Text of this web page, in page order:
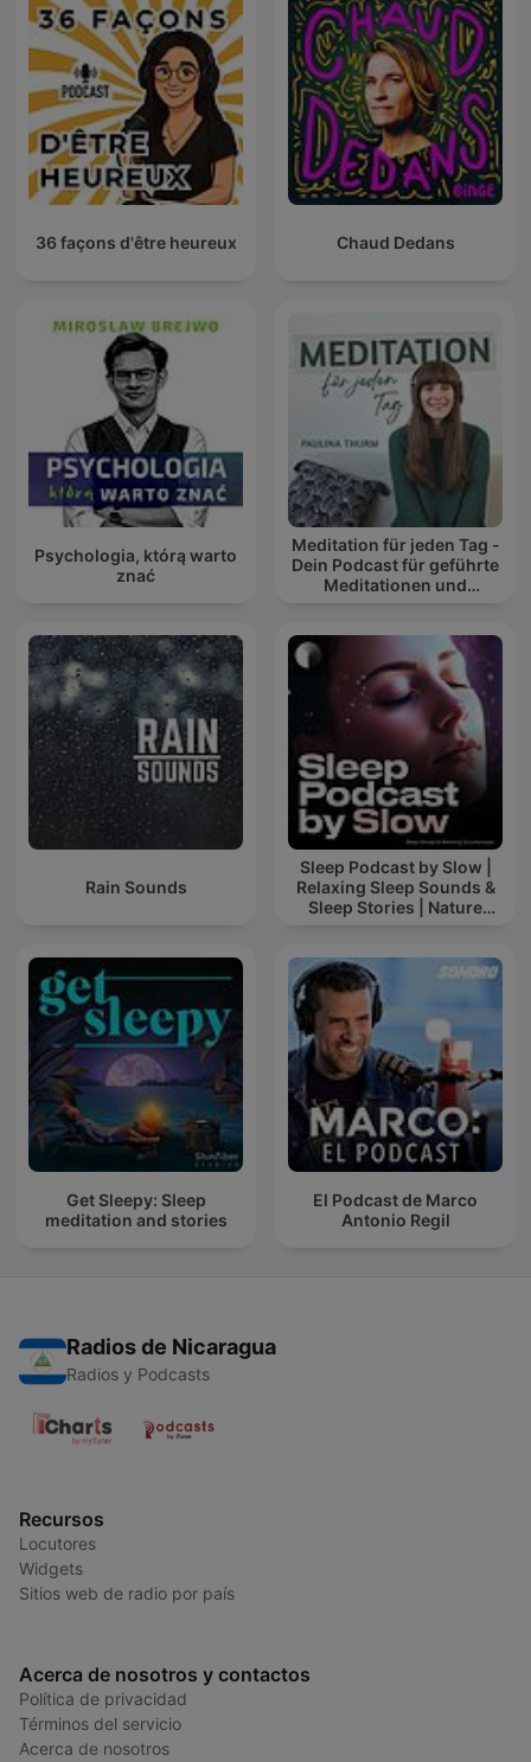
36 façons d'être heureux Chaud Dedans
Psychologia, którą warto
znać
Meditation für jeden Tag -
Dein Podcast für geführte
Meditationen und
Rain Sounds
Sleep Podcast by Slow |
Relaxing Sleep Sounds &
Sleep Stories | Nature
Get Sleepy: Sleep
meditation and stories
El Podcast de Marco
Antonio Regil
Radios de Nicaragua
Radios y Podcasts
Recursos
Locutores
Widgets
Sitios web de radio por país
Acerca de nosotros y contactos
Política de privacidad
Términos del servicio
Acerca de nosotros